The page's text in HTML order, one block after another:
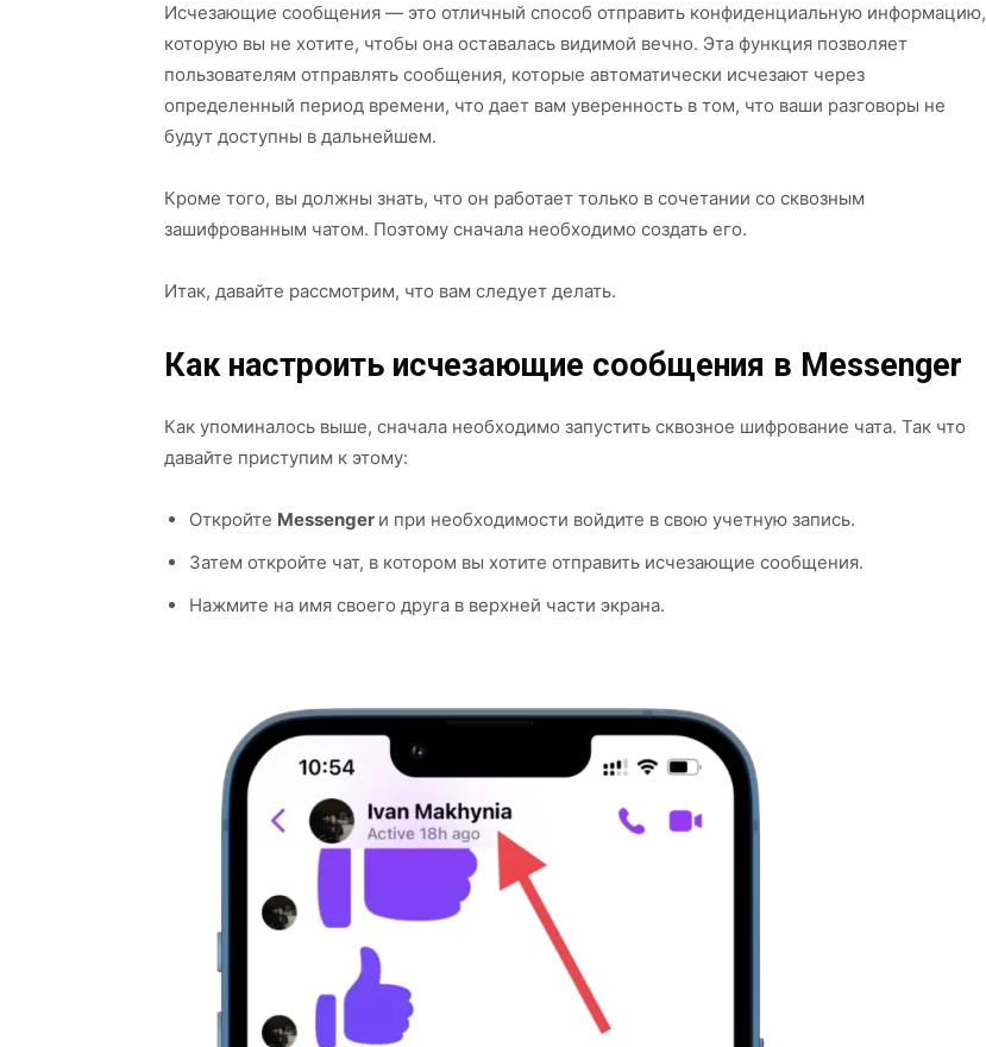
Исчезающие сообщения — это отличный способ отправить конфиденциальную информацию,
которую вы не хотите, чтобы она оставалась видимой вечно. Эта функция позволяет
пользователям отправлять сообщения, которые автоматически исчезают через
определенный период времени, что дает вам уверенность в том, что ваши разговоры не
будут доступны в дальнейшем.
Кроме того, вы должны знать, что он работает только в сочетании со сквозным
зашифрованным чатом. Поэтому сначала необходимо создать его.
Итак, давайте рассмотрим, что вам следует делать.
Как настроить исчезающие сообщения в Messenger
Как упоминалось выше, сначала необходимо запустить сквозное шифрование чата. Так что
давайте приступим к этому:
Откройте Messenger и при необходимости войдите в свою учетную запись.
Затем откройте чат, в котором вы хотите отправить исчезающие сообщения.
Нажмите на имя своего друга в верхней части экрана.